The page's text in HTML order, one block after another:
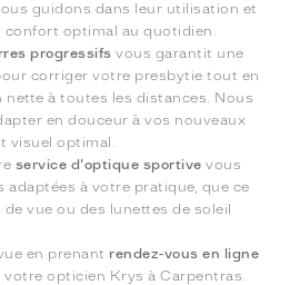
guidons dans leur utilisation et
optimal au quotidien.
progressifs vous garantit une
corriger votre presbytie tout en
à toutes les distances. Nous
en douceur à vos nouveaux
visuel optimal.
service d'optique sportive vous
adaptées à votre pratique, que ce
vue ou des lunettes de soleil
en prenant rendez-vous en ligne
votre opticien Krys à Carpentras.